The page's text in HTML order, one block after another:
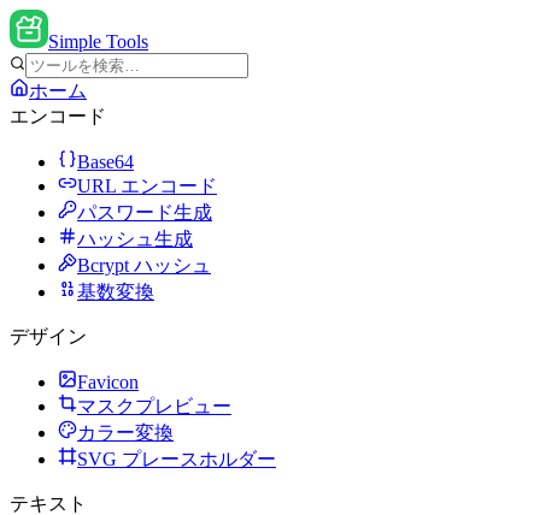
Simple Tools
ホーム
エンコード
Base64
URL エンコード
パスワード生成
ハッシュ生成
Bcrypt ハッシュ
基数変換
デザイン
Favicon
マスクプレビュー
カラー変換
SVG プレースホルダー
テキスト